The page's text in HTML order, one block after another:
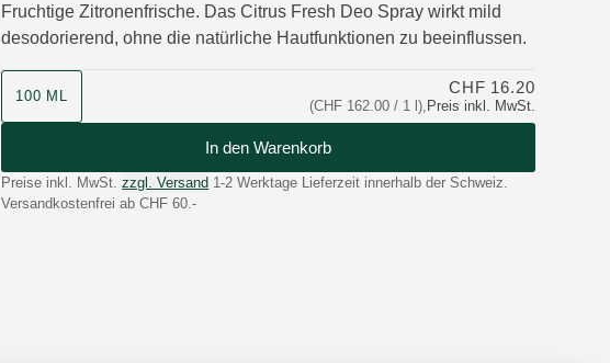
Fruchtige Zitronenfrische. Das Citrus Fresh Deo Spray wirkt mild
desodorierend, ohne die natürliche Hautfunktionen zu beeinflussen.
100 ML
(CHF 162.00 / 1 l), Preis inkl. MwSt.
CHF 16.20
In den Warenkorb
Preise inkl. MwSt. zzgl. Versand 1-2 Werktage Lieferzeit innerhalb der Schweiz.
Versandkostenfrei ab CHF 60.-